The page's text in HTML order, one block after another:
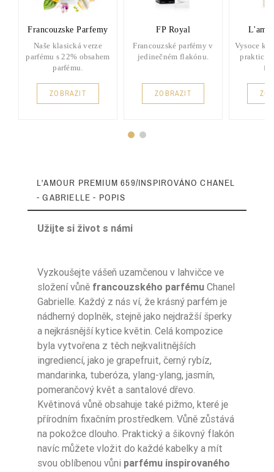
Francouzske Parfemy
Naše klasická verze
parfému s 22% obsahem
parfému.
ZOBRAZIT
FP Royal
Francouzské parfémy v
jedinečném flakónu.
ZOBRAZIT
Vysoce
L'AMOUR PREMIUM 659/INSPIROVÁNO CHANEL
- GABRIELLE - POPIS
Užijte si život s námi
Vyzkoušejte vášeň uzamčenou v lahvičce ve
složení vůně francouzského parfému Chanel
Gabrielle. Každý z nás ví, že krásný parfém je
nádherný doplněk, stejně jako nejdražší šperky
a nejkrásnější kytice květin. Celá kompozice
byla vytvořena z těch nejkvalitnějších
ingrediencí, jako je grapefruit, černý rybíz,
mandarinka, tuberóza, ylang-ylang, jasmín,
pomerančový květ a santalové dřevo.
Květinová vůně obsahuje také pižmo, které je
přírodním fixačním prostředkem. Vůně zůstává
na pokožce dlouho. Praktický a šikovný flakón
navíc můžete vložit do každé kabelky a mít
svou oblíbenou vůni parfému inspirovaného
Zaperfumowanie 22%
Ean13 5906826254298